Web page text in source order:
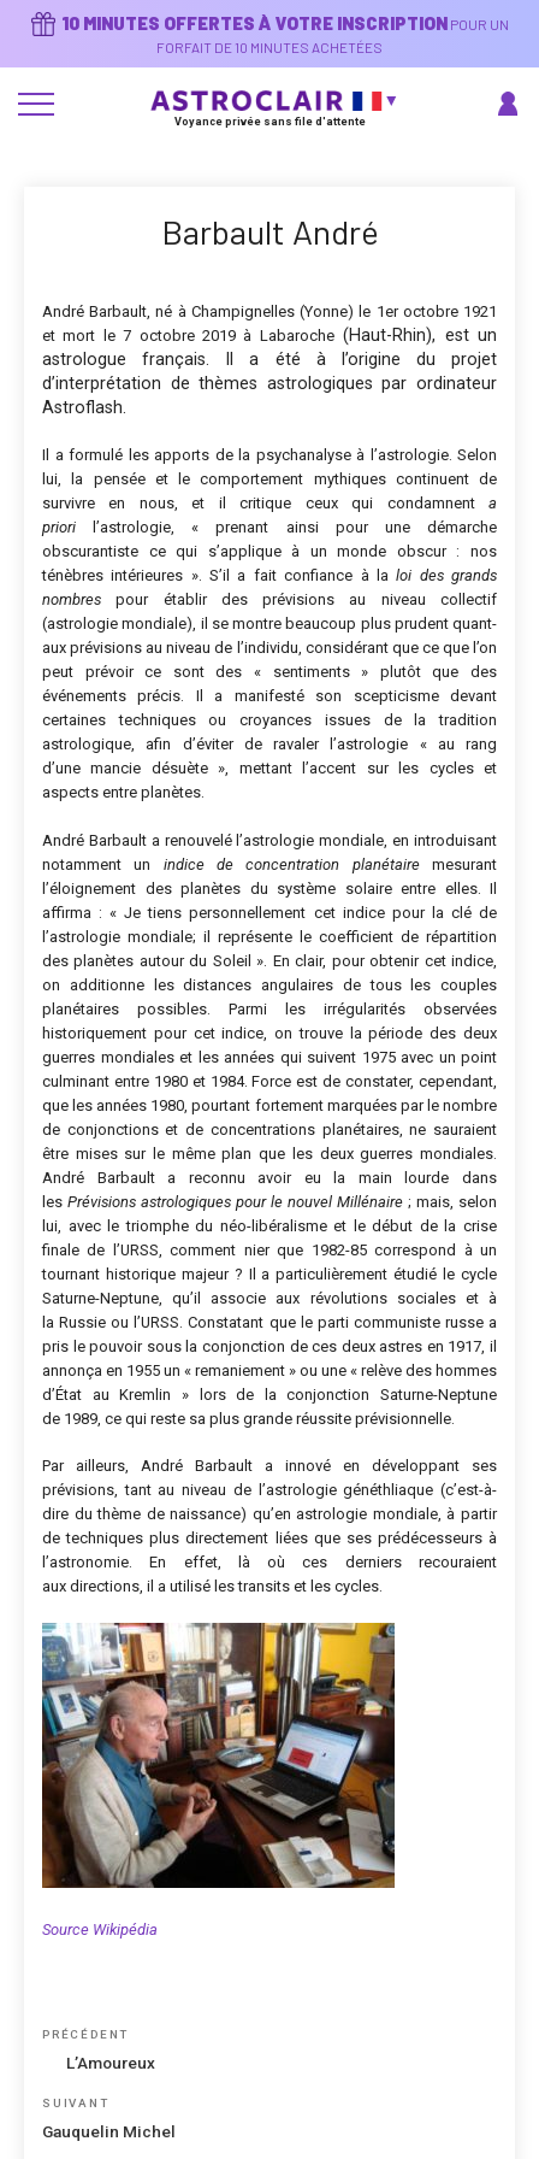
10 MINUTES OFFERTES À VOTRE INSCRIPTION POUR UN
FORFAIT DE 10 MINUTES ACHETÉES
Voyance privée sans file d'attente
Barbault André
André Barbault, né à Champignelles (Yonne) le 1er octobre 1921
et mort le 7 octobre 2019 à Labaroche (Haut-Rhin), est un
astrologue français. Il a été à l’origine du projet
d’interprétation de thèmes astrologiques par ordinateur
Astroflash.
Il a formulé les apports de la psychanalyse à l’astrologie. Selon
lui, la pensée et le comportement mythiques continuent de
survivre en nous, et il critique ceux qui condamnent a
priori l’astrologie,« prenant ainsi pour une démarche
obscurantiste ce qui s’applique à un monde obscur : nos
ténèbres intérieures ». S’il a fait confiance à laloi des grands
nombres pour établir des prévisions au niveau collectif
(astrologie mondiale), il se montre beaucoup plus prudent quant-
aux prévisions au niveau de l’individu, considérant que ce que l’on
peut prévoir ce sont des « sentiments » plutôt que des
événements précis. Il a manifesté son scepticisme devant
certaines techniques ou croyances issues de la tradition
astrologique, afin d’éviter de ravaler l’astrologie « au rang
d’une mancie désuète », mettant l’accent sur les cycles et
aspects entre planètes.
André Barbault a renouvelé l’astrologie mondiale, en introduisant
notamment un indice de concentration planétairemesurant
l’éloignement des planètes du système solaire entre elles. Il
affirma :« Je tiens personnellement cet indice pour la clé de
l’astrologie mondiale; il représente le coefficient de répartition
des planètes autour du Soleil » . En clair, pour obtenir cet indice,
on additionne les distances angulaires de tous les couples
planétaires possibles. Parmi les irrégularités observées
historiquement pour cet indice, on trouve la période des deux
guerres mondiales et les années qui suivent 1975 avec un point
culminant entre 1980 et 1984. Force est de constater, cependant,
que les années 1980, pourtant fortement marquées par le nombre
de conjonctions et de concentrations planétaires, ne sauraient
être mises sur le même plan que les deux guerres mondiales.
André Barbault a reconnu avoir eu la main lourde dans
les Prévisions astrologiques pour le nouvel Millénaire ; mais, selon
lui, avec le triomphe du néo-libéralisme et le début de la crise
finale de l’URSS, comment nier que 1982-85 correspond à un
tournant historique majeur ? Il a particulièrement étudié le cycle
Saturne-Neptune, qu’il associe aux révolutions sociales et à
la Russie ou l’URSS. Constatant que le parti communiste russe a
pris le pouvoir sous la conjonction de ces deux astres en 1917, il
annonça en 1955 un « remaniement » ou une « relève des hommes
d’État au Kremlin »lors de la conjonction Saturne-Neptune
de 1989, ce qui reste sa plus grande réussite prévisionnelle.
Par ailleurs, André Barbault a innové en développant ses
prévisions, tant au niveau de l’astrologie généthliaque (c’est-à-
dire du thème de naissance) qu’en astrologie mondiale, à partir
de techniques plus directement liées que ses prédécesseurs à
l’astronomie. En effet, là où ces derniers recouraient
aux directions, il a utilisé les transits et les cycles.
Source Wikipédia
Navigation
Article
précédent
PRÉCÉDENT
L’Amoureux
Article
SUIVANT
Gauquelin Michel